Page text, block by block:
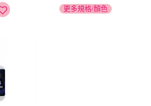
更多規格/顏色